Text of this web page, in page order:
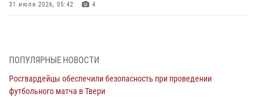
31 июля 2026, 05:42 4
28 июля 2026, 11:30 2
Сотрудники вневедомственной охраны совершили 250 выездов и
пресекли 20 правонарушений за неделю в Тверской области
ПОПУЛЯРНЫЕ НОВОСТИ
Росгвардейцы обеспечили безопасность при проведении
футбольного матча в Твери